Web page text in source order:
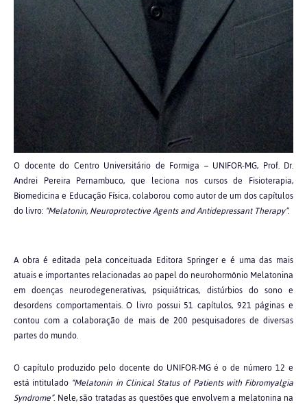
O docente do Centro Universitário de Formiga – UNIFOR-MG, Prof. Dr.
Andrei Pereira Pernambuco, que leciona nos cursos de Fisioterapia,
Biomedicina e Educação Física, colaborou como autor de um dos capítulos
do livro: “Melatonin, Neuroprotective Agents and Antidepressant Therapy”.
A obra é editada pela conceituada Editora Springer e é uma das mais
atuais e importantes relacionadas ao papel do neurohormônio Melatonina
em doenças neurodegenerativas, psiquiátricas, distúrbios do sono e
desordens comportamentais. O livro possui 51 capítulos, 921 páginas e
contou com a colaboração de mais de 200 pesquisadores de diversas
partes do mundo.
O capítulo produzido pelo docente do UNIFOR-MG é o de número 12 e
está intitulado “Melatonin in Clinical Status of Patients with Fibromyalgia
Syndrome”. Nele, são tratadas as questões que envolvem a melatonina na